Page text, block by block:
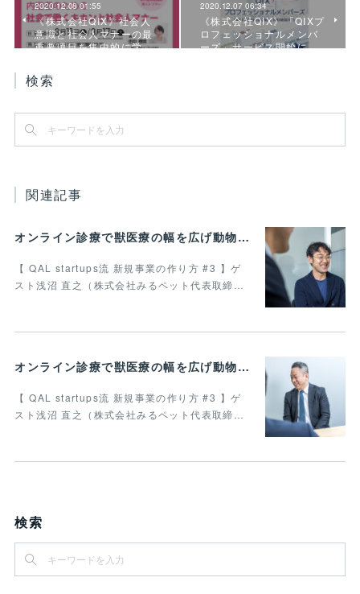
2020.12.08 01:55
《株式会社QIX》社会人
意識と社会人マナーの最
重要項目を集中的に学…
2020.12.07 06:34
《株式会社QIX》「QIXプ
ロフェッショナルメンバ
ーズ」サービス開始に…
検索
関連記事
オンライン診療で獣医療の幅を広げ動物病院の業務効率化を叶えたい 最終回
【 QAL startups流 新規事業の作り方 #3 】ゲ
スト浅沼 直之（株式会社みるペット代表取締…
オンライン診療で獣医療の幅を広げ動物病院の業務効率化を叶えたい Vol.4
【 QAL startups流 新規事業の作り方 #3 】ゲ
スト浅沼 直之（株式会社みるペット代表取締…
検索